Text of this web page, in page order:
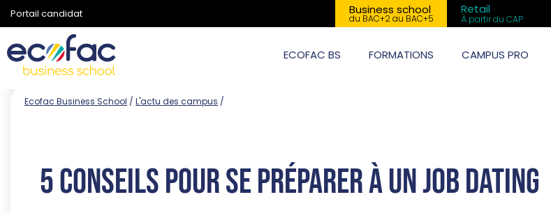
Portail candidat Business school
du BAC+2 au BAC+5
Retail
À partir du CAP
ECOFAC BS FORMATIONS CAMPUS PRO
Ecofac Business School / L'actu des campus /
5 conseils pour se préparer à un job dating